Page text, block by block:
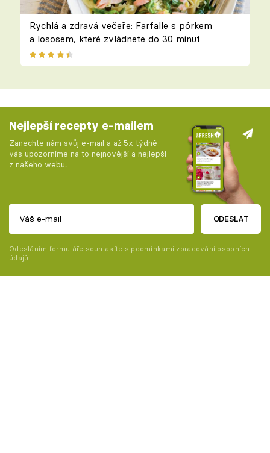
Rychlá a zdravá večeře: Farfalle s pórkem
a lososem, které zvládnete do 30 minut
Nejlepší recepty e-mailem
Zanechte nám svůj e-mail a až 5x týdně
vás upozorníme na to nejnovější a nejlepší
z našeho webu.
ODESLAT
Odesláním formuláře souhlasíte s podmínkami zpracování osobních
údajů